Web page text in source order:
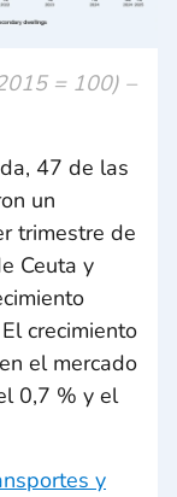
= 100) –
47 de las
un
trimestre de
Ceuta y
crecimiento
el mercado
0,7 % y el
y